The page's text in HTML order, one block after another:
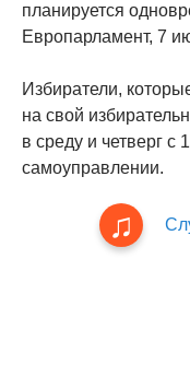
планируется
Европарламент, 7
Избиратели,
на свой
в среду и четверг с
самоуправлении.